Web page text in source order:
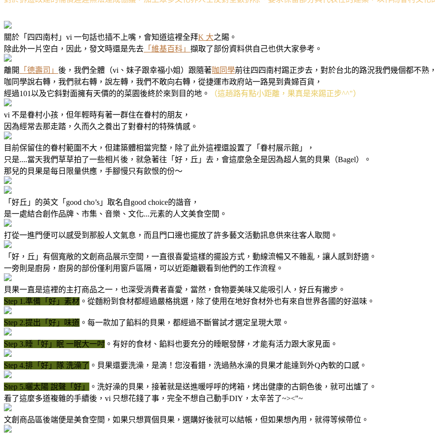
關於「四四南村」vi 一句話也插不上嘴，會知道這裡全拜K 大之賜。
除此外一片空白，因此，發文時還是先去 「維基百科」 擷取了部份資料供自己也供大家參考。
離開 「德壽司」 後，我們全體（vi、妹子跟幸福小姐）跟隨著咖同學前往四四南村踢正步去，對於台北的路況我們幾個都不熟
咖同學說右轉，我們就右轉，說左轉，我們不敢向右轉，從捷運市政府站一路晃到貴婦百貨，
經過101以及它斜對面擁有天價的的菜園後終於來到目的地。
（這趟路有點小距離，果真是來踢正步^^"）
vi 不是眷村小孩，但年輕時有著一群住在眷村的朋友，
因為經常去那走踏，久而久之養出了對眷村的特殊情感。
目前保留住的眷村範圍不大，但建築體相當完整，除了此外這裡還設置了「眷村展示館」，
只是....當天我們草草拍了一些相片後，就急著往「好，丘」去，會這麼急全是因為超人氣的貝果（Bagel）。
那兒的貝果是每日限量供應，手腳慢只有飲恨的份～
「好丘」的英文「good cho’s」取名自good choice的諧音，
是一處結合創作品牌、市集、音樂、文化...元素的人文美食空間。
打從一進門便可以感受到那股人文氣息，而且門口邊也擺放了許多藝文活動訊息供來往客人取閱。
「好，丘」有個寬敞的文創商品展示空間，一直很喜愛這樣的擺設方式，動線流暢又不雜亂，讓人感到舒適。
一旁則是廚房，廚房的部份僅利用窗戶區隔，可以近距離觀看到他們的工作流程。
貝果一直是這裡的主打商品之一，也深受消費者喜愛，當然，食物要美味又能吸引人，好丘有撇步。
Step 1.準備「好」素材 。從麵粉到食材都經過嚴格挑選，除了使用在地好食材外也有來自世界各國的好滋味。
Step 2.提出「好」味道 。每一款加了餡料的貝果，都經過不斷嘗試才選定呈現大眾。
Step 3.睡「好」眠 一眠大一吋 。有好的食材、餡料也要充分的睡眠發酵，才能有活力跟大家見面。
Step 4.排「好」隊 洗澡了 。貝果還要洗澡，是滴！您沒看錯，洗過熱水澡的貝果才能達到外Q內軟的口感。
Step 5.曬太陽 說聲「好」
。洗好澡的貝果，接著就是送進暖呼呼的烤箱，烤出健康的古銅色後，就可出爐了。
看了這麼多道複雜的手續後，vi 只想花錢了事，完全不想自己動手DIY，太辛苦了~><"~
文創商品區後端便是美食空間，如果只想買個貝果，選購好後就可以結帳，但如果想內用，就得等候帶位。